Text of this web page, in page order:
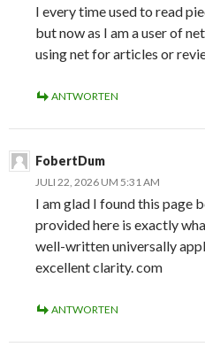
I every time used to read
but now as I am a user of
using net for articles or
ANTWORTEN
FobertDum
JULI 22, 2026 UM 5:31 AM
I am glad I found this page
provided here is exactly
well-written universally
excellent clarity. com
ANTWORTEN